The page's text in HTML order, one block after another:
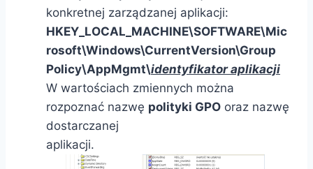
konkretnej zarządzanej aplikacji:
HKEY_LOCAL_MACHINE\SOFTWARE\Mic
rosoft\Windows\CurrentVersion\Group
Policy\AppMgmt\identyfikator aplikacji
W wartościach zmiennych można
rozpoznać nazwę polityki GPO oraz nazwę
dostarczanej
aplikacji.